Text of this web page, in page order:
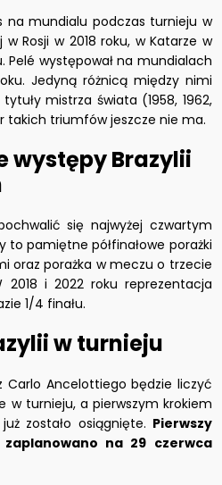
na mundialu podczas turnieju w
w Rosji w 2018 roku, w Katarze w
Pelé występował na mundialach
Jedyną różnicą między nimi
mistrza świata (1958, 1962,
takich triumfów jeszcze nie ma.
występy Brazylii
się najwyżej czwartym
to pamiętne półfinałowe porażki
oraz porażka w meczu o trzecie
2018 i 2022 roku reprezentacja
1/4 finału.
w turnieju
Carlo Ancelottiego będzie liczyć
w turnieju, a pierwszym krokiem
zostało osiągnięte. Pierwszy
na 29 czerwca